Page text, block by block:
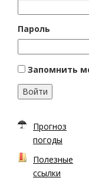
Пароль
Запомнить
Войти
Прогноз
погоды
Полезные
ссылки